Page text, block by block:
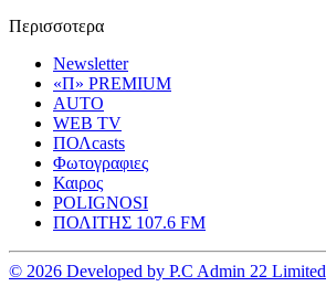
Περισσοτερα
Newsletter
«Π» PREMIUM
AUTO
WEB TV
ΠΟΛcasts
Φωτογραφιες
Καιρος
POLIGNOSI
ΠΟΛΙΤΗΣ 107.6 FM
© 2026 Developed by P.C Admin 22 Limited